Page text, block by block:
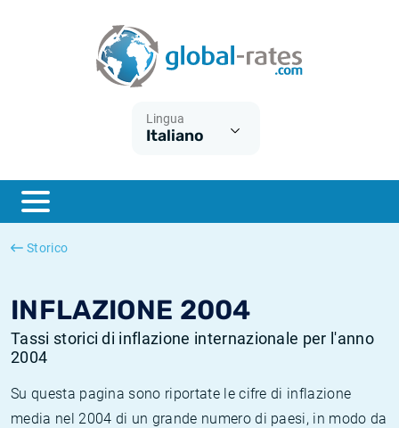
Lingua
Italiano
Storico
INFLAZIONE 2004
Tassi storici di inflazione internazionale per l'anno
2004
Su questa pagina sono riportate le cifre di inflazione
media nel 2004 di un grande numero di paesi, in modo da
ESTER
SONIA
Cos'è l'inflazione CPI?
Cos'è l'inflazione HICP?
Inflazione Italia
Inflazione Stati Uniti
Tassi storici Euribor
Tassi storici di SONIA
Tassi storici di TONAR
Calcolatore dell’inflazione